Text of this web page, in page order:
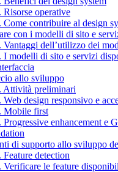
Risorse operative
Come contribuire al design
con i modelli di sito e
Vantaggi dell’utilizzo dei
I modelli di sito e servizi
allo sviluppo
Attività preliminari
Web design responsivo e
Mobile first
Progressive enhancement e
di supporto allo sviluppo
Feature detection
Verificare le feature